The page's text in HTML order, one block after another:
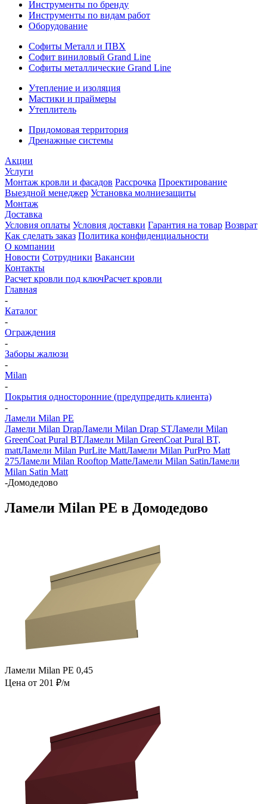
Инструменты по бренду
Инструменты по видам работ
Оборудование
Софиты Металл и ПВХ
Софит виниловый Grand Line
Софиты металлические Grand Line
Утепление и изоляция
Мастики и праймеры
Утеплитель
Придомовая территория
Дренажные системы
Акции
Услуги
Монтаж кровли и фасадов Рассрочка Проектирование
Выездной менеджер Установка молниезащиты
Монтаж
Доставка
Условия оплаты Условия доставки Гарантия на товар Возврат
Как сделать заказ Политика конфиденциальности
О компании
Новости Сотрудники Вакансии
Контакты
Расчет кровли под ключРасчет кровли
Главная
-
Каталог
-
Ограждения
-
Заборы жалюзи
-
Milan
-
Покрытия односторонние (предупредить клиента)
-
Ламели Milan PE
Ламели Milan DrapЛамели Milan Drap STЛамели Milan
GreenCoat Pural BTЛамели Milan GreenCoat Pural BT,
mattЛамели Milan PurLite MattЛамели Milan PurPro Matt
275Ламели Milan Rooftop MatteЛамели Milan SatinЛамели
Milan Satin Matt
-Домодедово
Ламели Milan PE в Домодедово
Ламели Milan PE 0,45
Цена от 201 ₽/м